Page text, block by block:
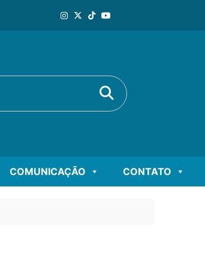
Buscar
COMUNICAÇÃO CONTATO